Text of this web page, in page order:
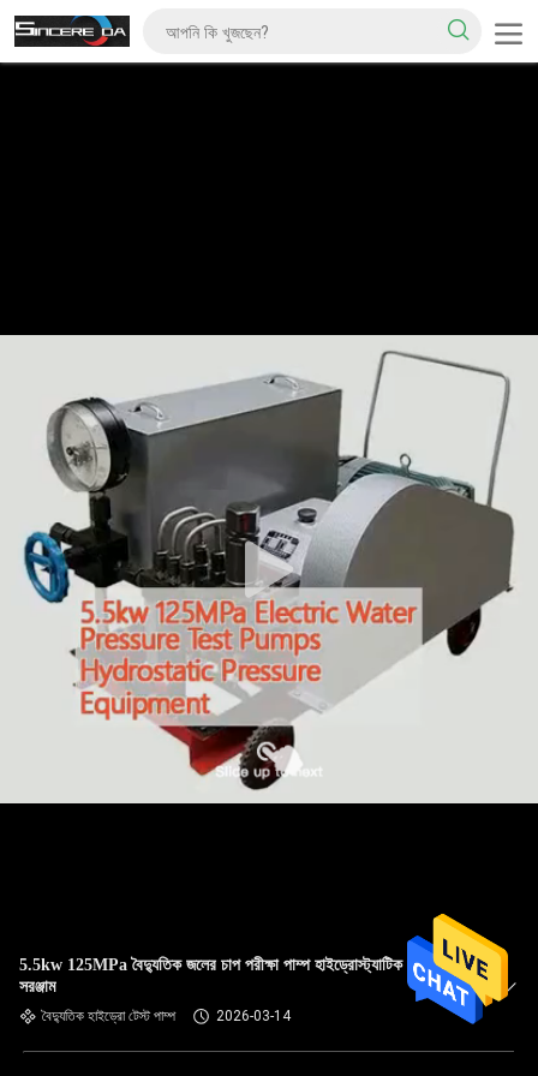
5.5kw 125MPa বৈদ্যুতিক জলের চাপ পরীক্ষা পাম্প হাইড্রোস্ট্যাটিক চাপের
সরঞ্জাম
বৈদ্যুতিক হাইড্রো টেস্ট পাম্প 2026-03-14